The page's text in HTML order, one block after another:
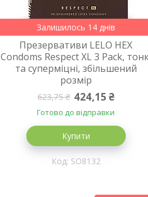
Залишилось 14 днів
Презервативи LELO HEX
Condoms Respect XL 3 Pack,
та суперміцні, збільшений
розмір
623,75 ₴ 424,15 ₴
Готово до відправки
Купити
SO8132